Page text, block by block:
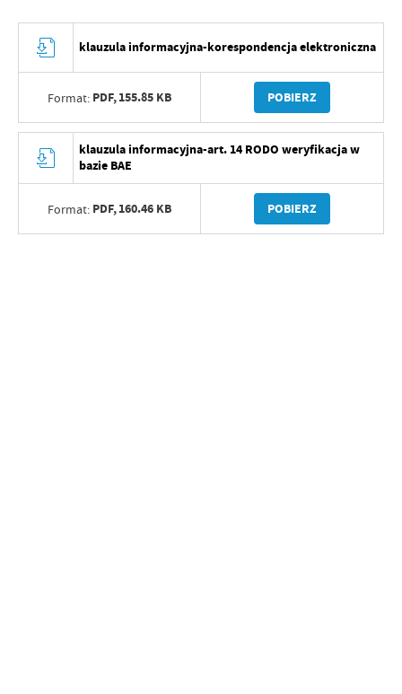
klauzula informacyjna-korespondencja elektroniczna
Format: PDF,155.85 KB POBIERZ
klauzula informacyjna-art. 14 RODO weryfikacja w
bazie BAE
Format: PDF,160.46 KB POBIERZ